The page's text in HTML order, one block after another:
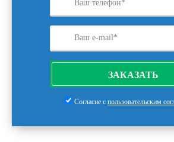
ЗАКАЗАТЬ
Согласие с пользовательским